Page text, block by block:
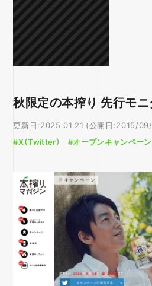
秋限定の本搾り 先行モ
更新日:2025.01.21 (公開日:2015/
#X（Twitter）
#オープンキャンペーン